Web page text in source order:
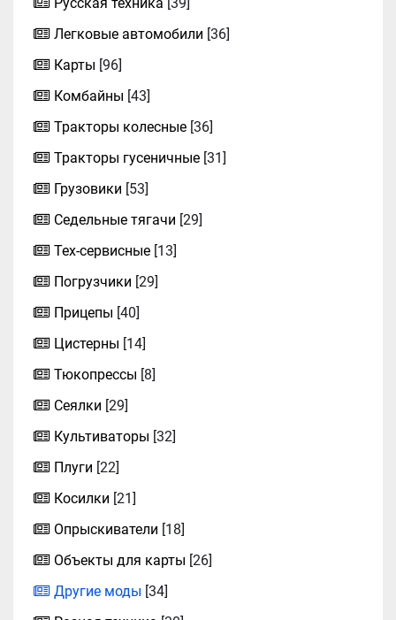
Легковые автомобили [36]
Карты [96]
Комбайны [43]
Тракторы колесные [36]
Тракторы гусеничные [31]
Грузовики [53]
Седельные тягачи [29]
Тех-сервисные [13]
Погрузчики [29]
Прицепы [40]
Цистерны [14]
Тюкопрессы [8]
Сеялки [29]
Культиваторы [32]
Плуги [22]
Косилки [21]
Опрыскиватели [18]
Объекты для карты [26]
Другие моды [34]